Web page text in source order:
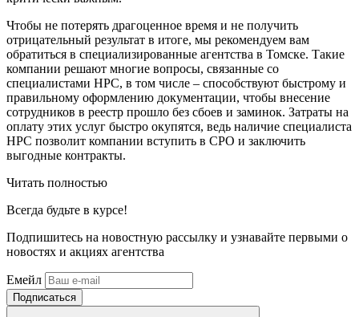
Чтобы не потерять драгоценное время и не получить
отрицательный результат в итоге, мы рекомендуем вам
обратиться в специализированные агентства в Томске. Такие
компании решают многие вопросы, связанные со
специалистами НРС, в том числе – способствуют быстрому и
правильному оформлению документации, чтобы внесение
сотрудников в реестр прошло без сбоев и заминок. Затраты на
оплату этих услуг быстро окупятся, ведь наличие специалиста
НРС позволит компании вступить в СРО и заключить
выгодные контракты.
Читать полностью
Всегда будьте в курсе!
Подпишитесь на новостную рассылку и узнавайте первыми о
новостях и акциях агентства
Емейл